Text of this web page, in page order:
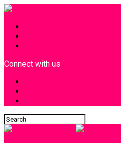
Connect with us